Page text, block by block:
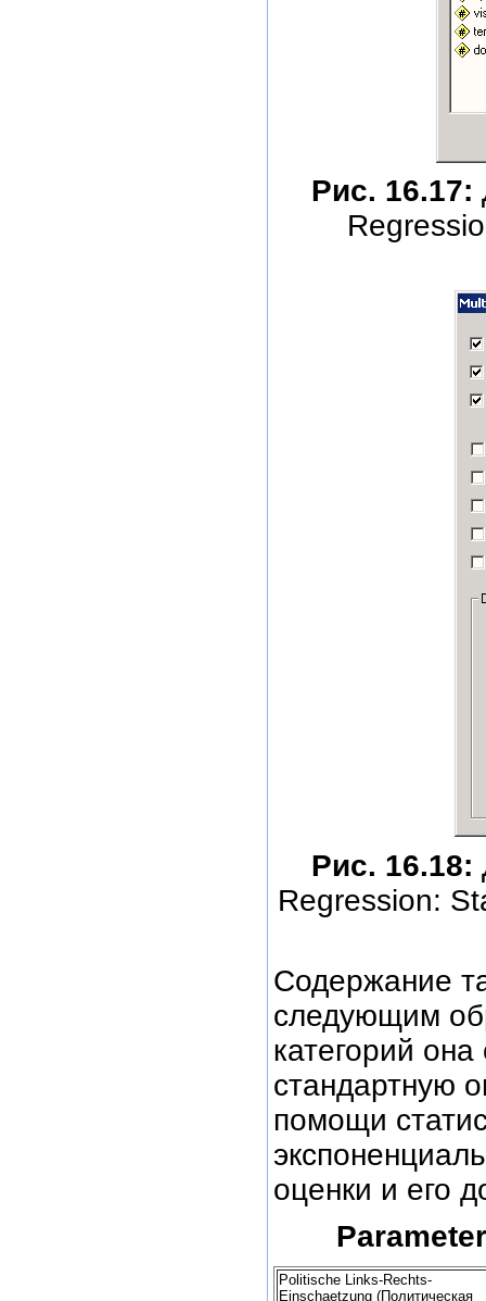
Рис. 16.17:
Рис. 16.18:
Regression:
Содержание
следующим
категорий
стандартную
помощи
оценки и его
Politische Links-Rechts-
Einschaetzung (Политическая